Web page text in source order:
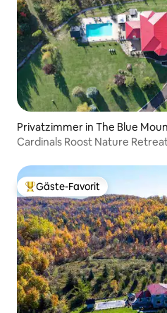
Cardinals Roost Nature
Beliebter Gäste-Favorit.
Gäste-Favorit